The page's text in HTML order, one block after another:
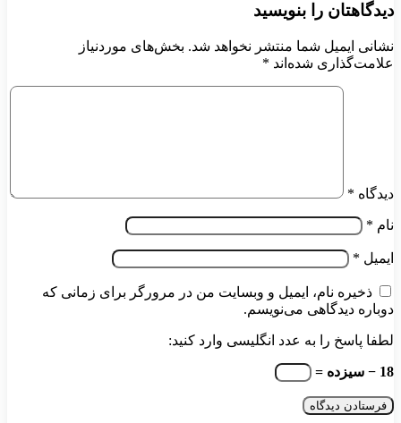
دیدگاهتان را بنویسید
نشانی ایمیل شما منتشر نخواهد شد. بخش‌های موردنیاز
علامت‌گذاری شده‌اند *
دیدگاه *
نام *
ایمیل *
ذخیره نام، ایمیل و وبسایت من در مرورگر برای زمانی که
دوباره دیدگاهی می‌نویسم.
لطفا پاسخ را به عدد انگلیسی وارد کنید:
18 − سیزده =